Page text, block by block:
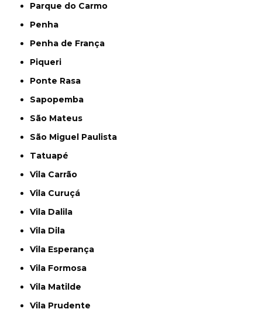
Parque do Carmo
Penha
Penha de França
Piqueri
Ponte Rasa
Sapopemba
São Mateus
São Miguel Paulista
Tatuapé
Vila Carrão
Vila Curuçá
Vila Dalila
Vila Dila
Vila Esperança
Vila Formosa
Vila Matilde
Vila Prudente